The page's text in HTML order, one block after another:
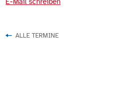
ALLE TERMINE